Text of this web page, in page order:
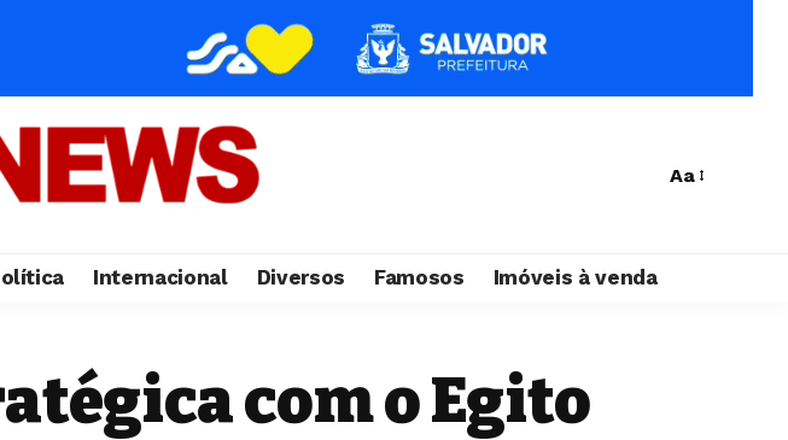
Aa
Internacional Diversos Famosos Imóveis à venda
com o Egito